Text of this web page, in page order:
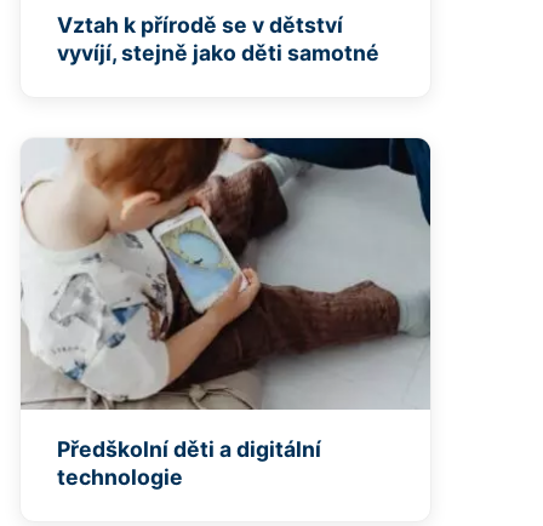
Vztah k přírodě se v dětství
vyvíjí, stejně jako děti samotné
Předškolní děti a digitální
technologie